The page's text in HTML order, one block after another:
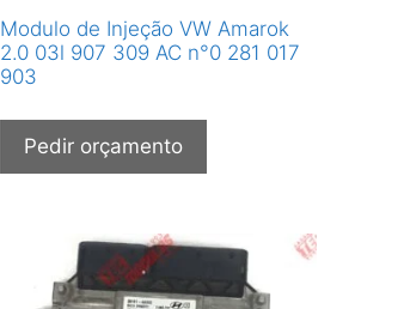
Modulo de Injeção VW Amarok
2.0 03l 907 309 AC n°0 281 017
903
Pedir orçamento